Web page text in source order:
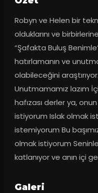
Robyn ve Helen bir
olduklarını ve
“Şafakta Buluş
hatırlamanın ve
olabileceğini
Unutmamamız lazım
hafızası derler ya,
istiyorum Islak olmak
istemiyorum Bu
olmak istiyorum
katlanıyor ve anın içi
Galeri